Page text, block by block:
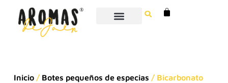
Inicio/ Botes pequeños de especias / Bicarbonato